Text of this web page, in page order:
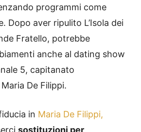
programmi come
Dopo aver ripulito L’Isola dei
Fratello, potrebbe
anche al dating show
5, capitanato
Maria De Filippi.
in Maria De Filippi,